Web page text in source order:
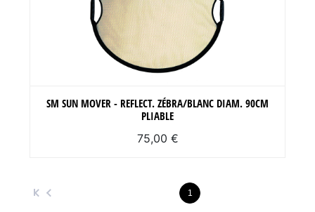
SM SUN MOVER - REFLECT. ZÉBRA/BLANC DIAM. 90CM
PLIABLE
75,00 €
1